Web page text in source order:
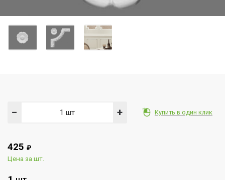
Купить в один клик
− +
425 ₽
Цена за шт.